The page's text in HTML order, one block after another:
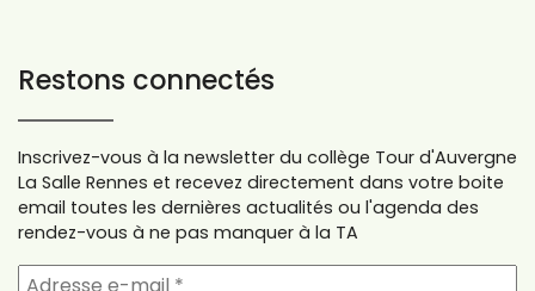
Restons connectés
Inscrivez-vous à la newsletter du collège Tour d'Auvergne
La Salle Rennes et recevez directement dans votre boite
email toutes les dernières actualités ou l'agenda des
rendez-vous à ne pas manquer à la TA